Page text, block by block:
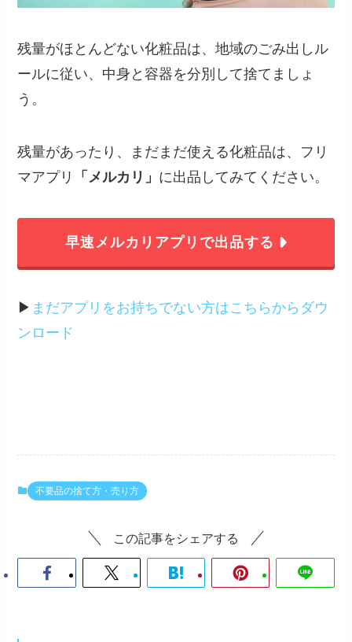
残量がほとんどない化粧品は、地域のごみ出しル
ールに従い、中身と容器を分別して捨てましょ
う。
残量があったり、まだまだ使える化粧品は、フリ
マアプリ
「メルカリ」 に出品してみてください。
早速メルカリアプリで出品する
▶︎ まだアプリをお持ちでない方はこちらからダウ
ンロード
不要品の捨て方・売り方
この記事をシェアする